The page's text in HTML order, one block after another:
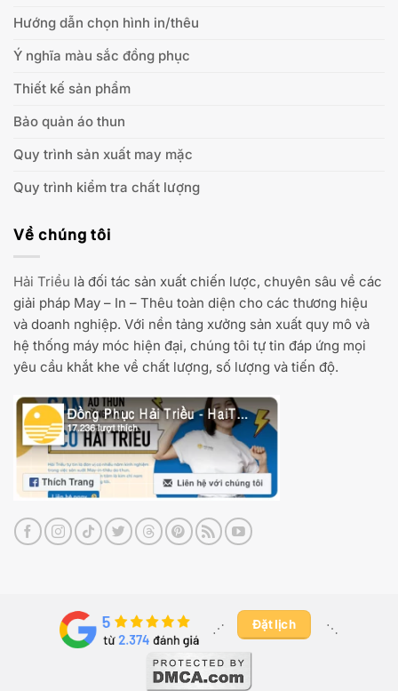
Hướng dẫn chọn hình in/thêu
Ý nghĩa màu sắc đồng phục
Thiết kế sản phẩm
Bảo quản áo thun
Quy trình sản xuất may mặc
Quy trình kiểm tra chất lượng
Về chúng tôi
Hải Triều là đối tác sản xuất chiến lược, chuyên sâu về các
giải pháp May – In – Thêu toàn diện cho các thương hiệu
và doanh nghiệp. Với nền tảng xưởng sản xuất quy mô và
hệ thống máy móc hiện đại, chúng tôi tự tin đáp ứng mọi
yêu cầu khắt khe về chất lượng, số lượng và tiến độ.
⋰ ​ Đặt lịch ⋱